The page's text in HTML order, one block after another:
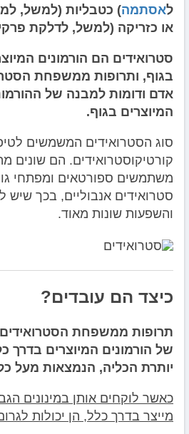
לאסתמה) כטבליות (למשל,
או כזריקה (למשל, לדלקת
סטרואידים הם הורמונים
בגוף, ותרופות ממשפחת
אדם ודומות למבנה של
המיוצרים בגוף.
סוג הסטרואידים המשמשים
קורטיקוסטרואידים. הם שונים
משתמשים ספורטאים ומפתחי
סטרואידים אנבוליים, בכך שיש
והשפעות שונות מאוד.
כיצד הם עובדים?
תרופות ממשפחת
של הורמונים המיוצרים בדרך
יותרת הכליה, הנמצאות מעל
כאשר לוקחים אותן במינונים
מייצר בדרך כלל, הן יכולות